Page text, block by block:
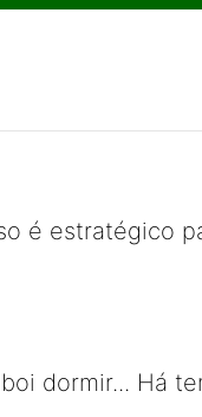
é estratégico
dormir... Há